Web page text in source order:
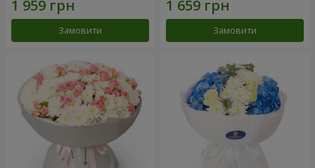
Замовити Замовити